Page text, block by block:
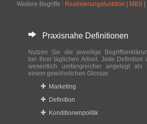
Weitere Begriffe : Realisierungsfunktion MBS
Praxisnahe Definitionen
Nutzen Sie die jeweilige
bei Ihrer täglichen Arbeit. Jede Definition
wesentlich umfangreicher angelegt als
einem gewöhnlichen Glossar.
Marketing
Definition
Konditionenpolitik